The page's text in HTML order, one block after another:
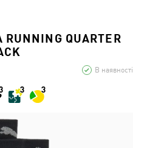
QUARTER
В наявності